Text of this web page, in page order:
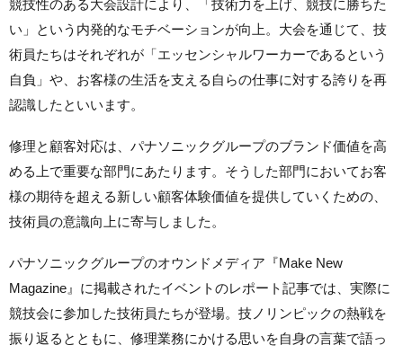
競技性のある大会設計により、「技術力を上げ、競技に勝ちた
い」という内発的なモチベーションが向上。大会を通じて、技
術員たちはそれぞれが「エッセンシャルワーカーであるという
自負」や、お客様の生活を支える自らの仕事に対する誇りを再
認識したといいます。
修理と顧客対応は、パナソニックグループのブランド価値を高
める上で重要な部門にあたります。そうした部門においてお客
様の期待を超える新しい顧客体験価値を提供していくための、
技術員の意識向上に寄与しました。
パナソニックグループのオウンドメディア『Make New
Magazine』に掲載されたイベントのレポート記事では、実際に
競技会に参加した技術員たちが登場。技ノリンピックの熱戦を
振り返るとともに、修理業務にかける思いを自身の言葉で語っ